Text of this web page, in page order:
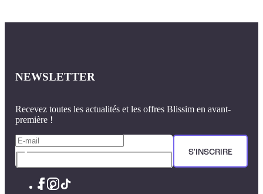
NEWSLETTER
Recevez toutes les actualités et les offres Blissim en avant-
première !
S'INSCRIRE